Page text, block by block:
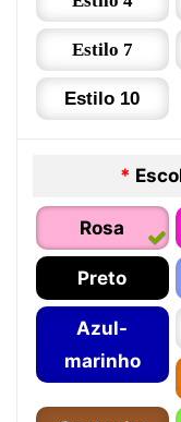
Estilo 7
Estilo 10
*
Rosa
Preto
Azul-
marinho